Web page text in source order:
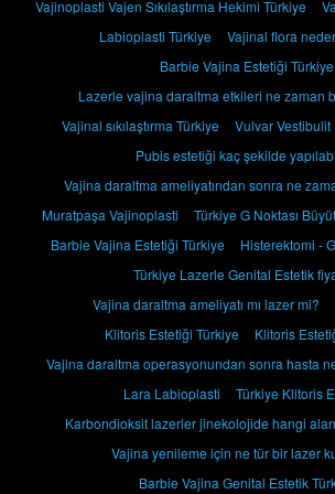
Vajinoplasti Vajen Sıkılaştırma Hekimi Türkiye
Labioplasti Türkiye
Vajinal flora
Barbie Vajina Estetiği Türkiye
Lazerle vajina daraltma etkileri ne zaman
Vajinal sıkılaştırma Türkiye
Vulvar
Pubis estetiği kaç şekilde
Vajina daraltma ameliyatından sonra ne
Muratpaşa Vajinoplasti
Türkiye G Noktası
Barbie Vajina Estetiği Türkiye
Histerektomi -
Türkiye Lazerle Genital Estetik
Vajina daraltma ameliyatı mı lazer mi?
Klitoris Estetiği Türkiye
Klitoris
Vajina daraltma operasyonundan sonra hasta
Lara Labioplasti
Türkiye Klitoris
Karbondioksit lazerler jinekolojide hangi
Vajina yenileme için ne tür bir lazer
Barbie Vajina Genital Estetik